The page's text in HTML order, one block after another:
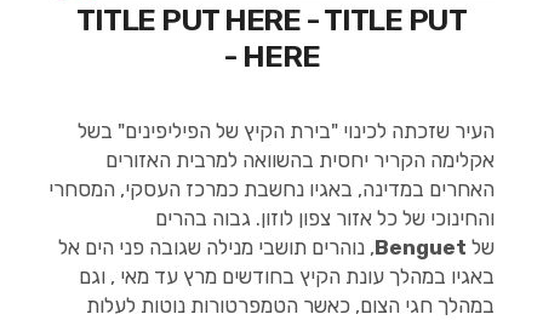
TITLE PUT HERE - TITLE PUT
HERE -
העיר שזכתה לכינוי "בירת הקיץ של הפיליפינים" בשל
אקלימה הקריר יחסית בהשוואה למרבית האזורים
האחרים במדינה, באגיו נחשבת כמרכז העסקי, המסחרי
והחינוכי של כל אזור צפון לוזון. גבוה בהרים
של Benguet, נוהרים תושבי מנילה שגובה פני הים אל
באגיו במהלך עונת הקיץ בחודשים מרץ עד מאי , וגם
במהלך חגי הצום, כאשר הטמפרטורות נוטות לעלות